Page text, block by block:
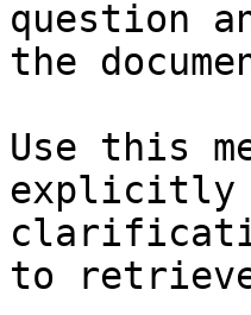
question
the
Use this
explicitly